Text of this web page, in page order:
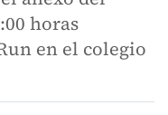
horas
en el colegio